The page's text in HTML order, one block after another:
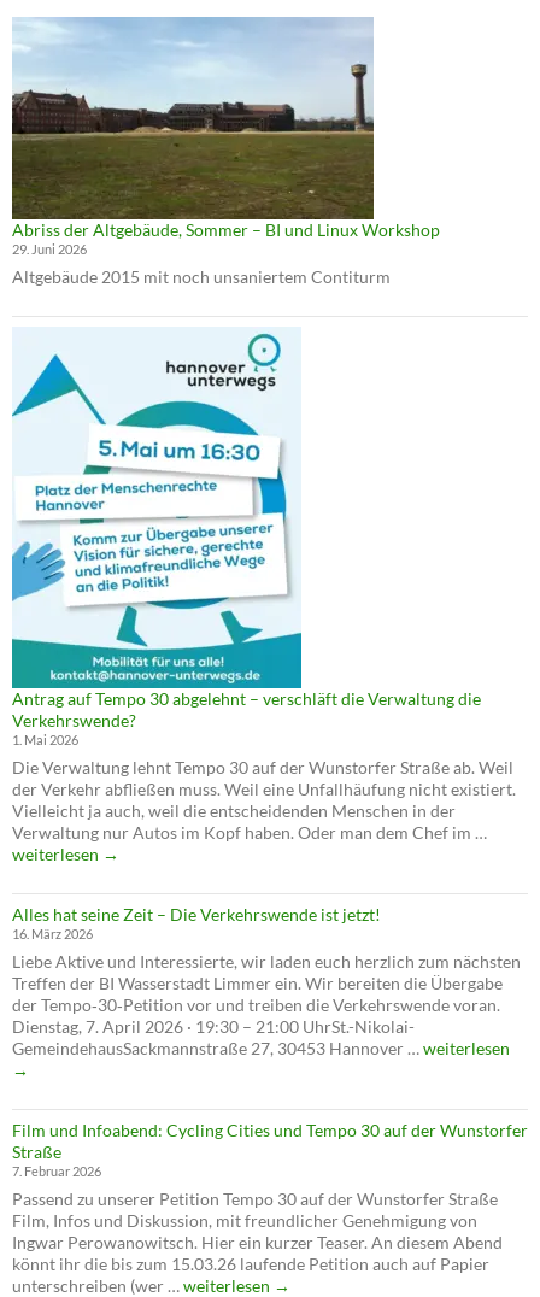
Abriss der Altgebäude, Sommer – BI und Linux Workshop
29. Juni 2026
Altgebäude 2015 mit noch unsaniertem Contiturm
Antrag auf Tempo 30 abgelehnt – verschläft die Verwaltung die
Verkehrswende?
1. Mai 2026
Die Verwaltung lehnt Tempo 30 auf der Wunstorfer Straße ab. Weil
der Verkehr abfließen muss. Weil eine Unfallhäufung nicht existiert.
Vielleicht ja auch, weil die entscheidenden Menschen in der
Verwaltung nur Autos im Kopf haben. Oder man dem Chef im …
30
die
weiterlesen →
Alles hat seine Zeit – Die Verkehrswende ist jetzt!
16. März 2026
Liebe Aktive und Interessierte, wir laden euch herzlich zum nächsten
Treffen der BI Wasserstadt Limmer ein. Wir bereiten die Übergabe
der Tempo‑30‑Petition vor und treiben die Verkehrswende voran.
Dienstag, 7. April 2026 · 19:30 – 21:00 UhrSt.-Nikolai-
GemeindehausSackmannstraße 27, 30453 Hannover …Alles
Zeit
–
ist
jetzt!
weiterlesen
→
Film und Infoabend: Cycling Cities und Tempo 30 auf der Wunstorfer
Straße
7. Februar 2026
Passend zu unserer Petition Tempo 30 auf der Wunstorfer Straße
Film, Infos und Diskussion, mit freundlicher Genehmigung von
Ingwar Perowanowitsch. Hier ein kurzer Teaser. An diesem Abend
könnt ihr die bis zum 15.03.26 laufende Petition auch auf Papier
unterschreiben (wer …Film
weiterlesen →